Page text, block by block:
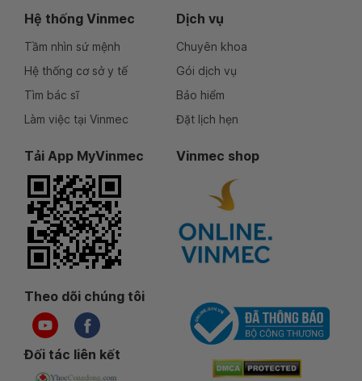
Hệ thống Vinmec
Tầm nhìn sứ mệnh
Hệ thống cơ sở y tế
Tìm bác sĩ
Làm việc tại Vinmec
Dịch vụ
Chuyên khoa
Gói dịch vụ
Bảo hiểm
Đặt lịch hẹn
Tải App MyVinmec Vinmec shop
Theo dõi chúng tôi
Đối tác liên kết